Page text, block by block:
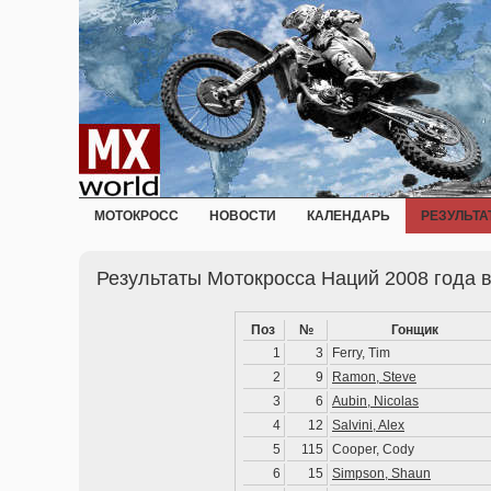
МОТОКРОСС НОВОСТИ КАЛЕНДАРЬ
Результаты Мотокросса Наций 2008 года
Поз №
Гонщик
1
3
Ferry, Tim
2
9
Ramon, Steve
3
6
Aubin, Nicolas
4
12
Salvini, Alex
5
115
Cooper, Cody
6
15
Simpson, Shaun